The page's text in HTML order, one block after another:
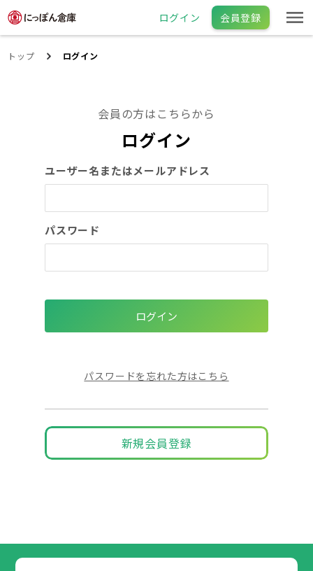
ログイン 会員登録
トップ ログイン
会員の方はこちらから
ログイン
ユーザー名またはメールアドレス
パスワード
パスワードを忘れた方はこちら
新規会員登録